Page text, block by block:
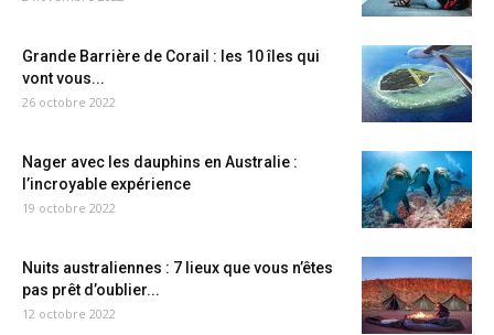
Grande Barrière de Corail : les 10 îles qui
vont vous...
26 octobre 2022
Nager avec les dauphins en Australie :
l’incroyable expérience
19 octobre 2022
Nuits australiennes : 7 lieux que vous n’êtes
pas prêt d’oublier...
12 octobre 2022